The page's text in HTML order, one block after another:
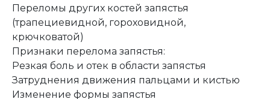
Переломы других костей запястья
(трапециевидной, гороховидной,
крючковатой)
Признаки перелома запястья:
Резкая боль и отек в области запястья
Затруднения движения пальцами и кистью
Изменение формы запястья